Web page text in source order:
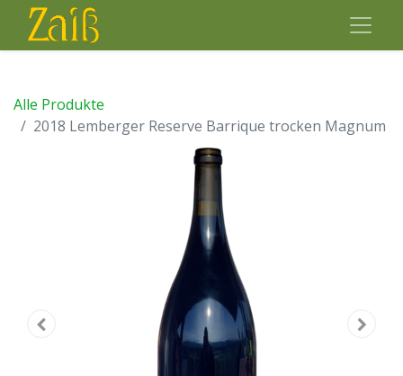
Alle Produkte
2018 Lemberger Reserve Barrique trocken Magnum